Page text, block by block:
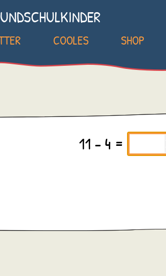
COOLES SHOP
11 - 4 =